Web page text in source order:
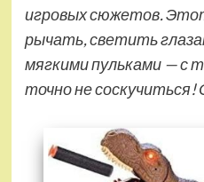
игровых сюжетов.
рычать, светить
мягкими пульками — с
точно не